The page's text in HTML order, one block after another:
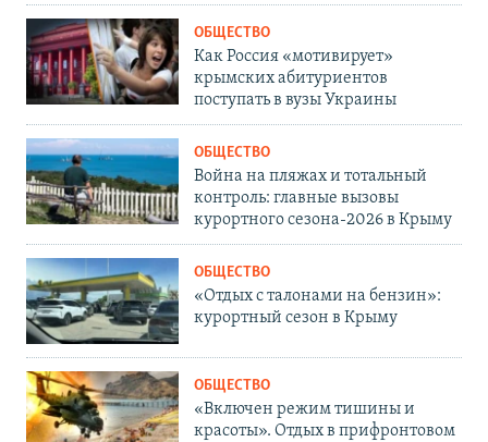
ОБЩЕСТВО
Как Россия «мотивирует»
крымских абитуриентов
поступать в вузы Украины
ОБЩЕСТВО
Война на пляжах и тотальный
контроль: главные вызовы
курортного сезона-2026 в Крыму
ОБЩЕСТВО
«Отдых с талонами на бензин»:
курортный сезон в Крыму
ОБЩЕСТВО
«Включен режим тишины и
красоты». Отдых в прифронтовом